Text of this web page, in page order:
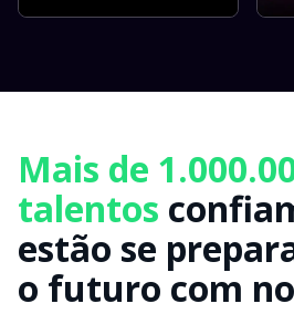
Mais de
talentos
estão se
o futuro com